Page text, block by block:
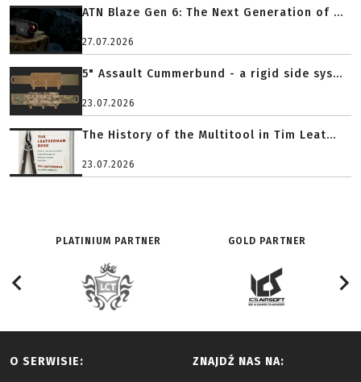
ATN Blaze Gen 6: The Next Generation of ...
27.07.2026
5" Assault Cummerbund - a rigid side sys...
23.07.2026
The History of the Multitool in Tim Leat...
23.07.2026
PLATINIUM PARTNER GOLD PARTNER
O SERWISIE: ZNAJDŹ NAS NA: